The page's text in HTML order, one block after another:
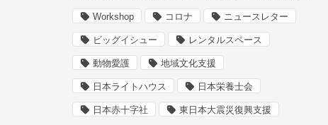
Workshop コロナ ニュースレター
ビッグイシュー レンタルスペース
動物愛護 地域文化支援
日本ライトハウス 日本栄養士会
日本赤十字社 東日本大震災復興支援